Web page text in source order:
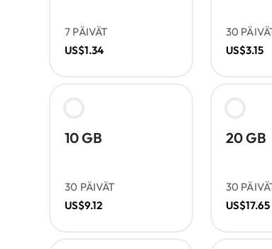
7 PÄIVÄT
US$1.34
30
US$3.15
10 GB
30 PÄIVÄT
US$9.12
20 GB
30
US$17.65